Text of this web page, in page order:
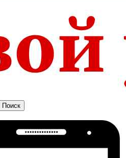
Поиск